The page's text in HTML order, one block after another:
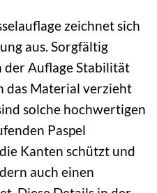
zeichnet sich
aus. Sorgfältig
der Auflage Stabilität
das Material verzieht
solche hochwertigen
Paspel
Kanten schützt und
auch einen